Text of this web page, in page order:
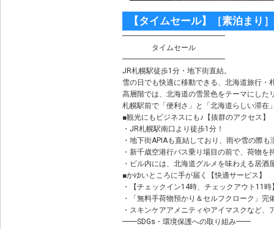
【タイムセール】［素泊まり
━━━━━━━━━━━━━━
タイムセール
━━━━━━━━━━━━━━
JR札幌駅徒歩1分・地下街直結。
雪の日でも快適に移動できる、北海道旅行・
高層階では、北海道の雪景色をテーマにした
札幌駅前で「便利さ」と「北海道らしい滞在
■観光にもビジネスにも♪【抜群のアクセス】
・JR札幌駅南口より徒歩1分！
・地下街APIAも直結しており、雨や雪の際
・新千歳空港行バス乗り場目の前で、荷物を
・ビル内には、北海道グルメを味わえる居酒
■かゆいところに手が届く【快適サービス】
・【チェックイン14時、チェックアウト11
・「無料手荷物預かり＆セルフクローク」
・スキンケアアメニティやアイマスクなど、
━━SDGs・環境保護への取り組み━━